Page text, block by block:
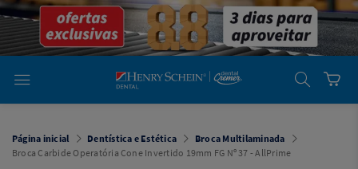
emDental
Cremer -
Henry Schein
Laboratório
Laboratório
Cremer -
Henry Schein
Página inicial Dentística e Estética
Broca Multilaminada
Broca Carbide Operatória Cone Invertido 19mm FG Nº 37 - AllPrime